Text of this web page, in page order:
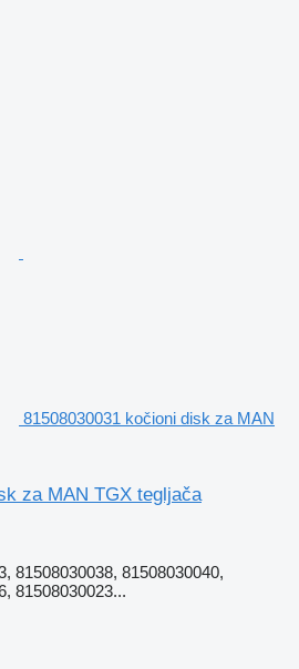
81508030031 kočioni disk za MAN
za MAN TGX tegljača
81508030038, 81508030040,
81508030023...